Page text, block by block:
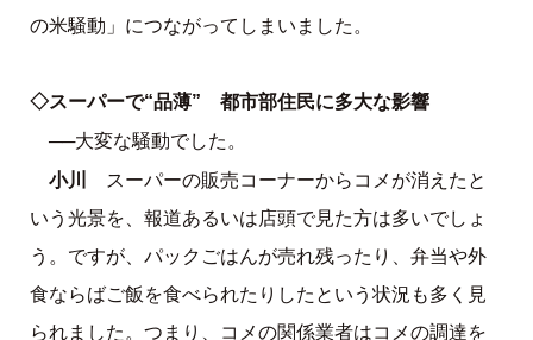
の米騒動」につながってしまいました。
◇スーパーで“品薄” 都市部住民に多大な影響
──大変な騒動でした。
小川
スーパーの販売コーナーからコメが消えたと
いう光景を、報道あるいは店頭で見た方は多いでしょ
う。ですが、パックごはんが売れ残ったり、弁当や外
食ならばご飯を食べられたりしたという状況も多く見
られました。つまり、コメの関係業者はコメの調達を